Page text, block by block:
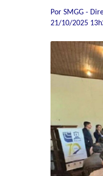
Por SMGG -
21/10/2025